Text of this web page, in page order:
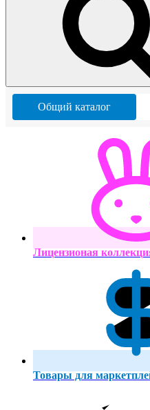
Общий каталог
Лицензионая
Товары для